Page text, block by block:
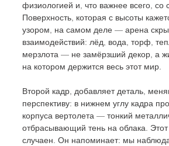
физиологией и, что важнее всего, со
Поверхность, которая с высоты
узором, на самом деле — арена
взаимодействий: лёд, вода, торф,
мерзлота — не замёрзший декор, а
на котором держится весь этот мир.
Второй кадр, добавляет деталь,
перспективу: в нижнем углу кадра
корпуса вертолета — тонкий
отбрасывающий тень на облака.
случаен. Он напоминает: мы